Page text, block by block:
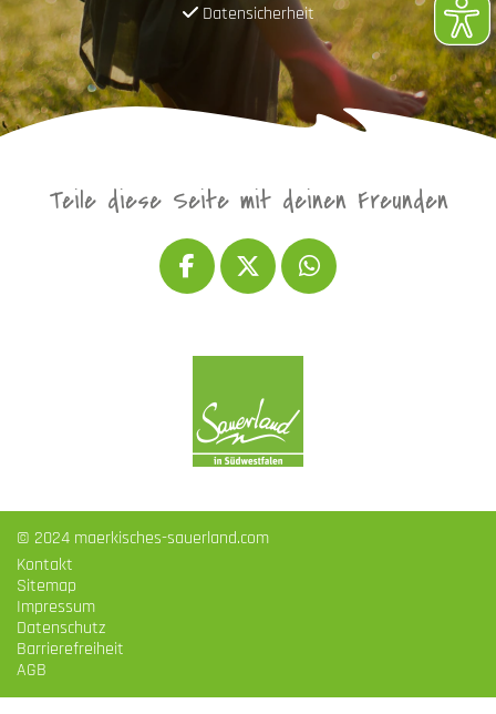
Datensicherheit
Teile diese Seite mit deinen Freunden
© 2024 maerkisches-sauerland.com
Kontakt
Sitemap
Impressum
Datenschutz
Barrierefreiheit
AGB